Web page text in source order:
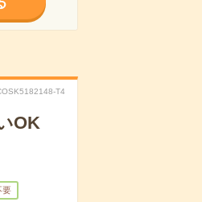
T4
OK
要